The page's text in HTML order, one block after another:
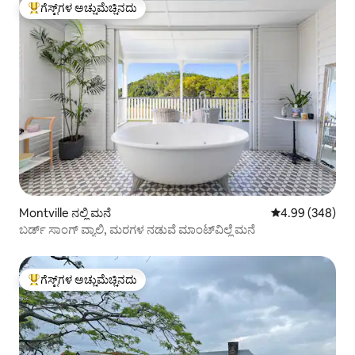
ಗೆಸ್ಟ್‌ಗಳಿಗೆ ಅತಿ ಹೆಚ್ಚು ಅಚ್ಚುಮೆಚ್ಚಿನದು
ಗೆಸ್ಟ್‌ಗಳ ಅಚ್ಚುಮೆಚ್ಚಿನದು
Montville ನಲ್ಲಿ ಮನೆ 5 ರಲ್ಲಿ 4.99
4.99 (348)
ಬರ್ಡ್ ಸಾಂಗ್ ವ್ಯಾಲಿ, ಮರಗಳ ನಡುವೆ ಮಾಂಟ್‌ವಿಲ್ಲೆ ಮನೆ
ಗೆಸ್ಟ್‌ಗಳಿಗೆ ಅತಿ ಹೆಚ್ಚು ಅಚ್ಚುಮೆಚ್ಚಿನದು
ಗೆಸ್ಟ್‌ಗಳ ಅಚ್ಚುಮೆಚ್ಚಿನದು